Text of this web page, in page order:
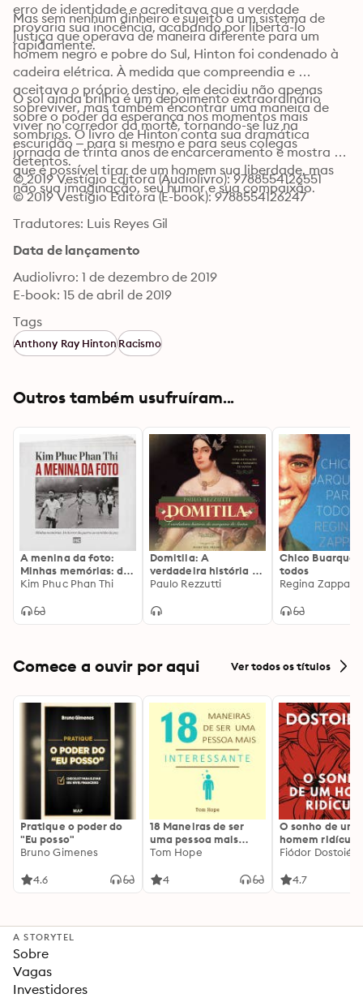
erro de identidade e acreditava que a verdade
provaria sua inocência, acabando por libertá-lo
rapidamente.
Mas sem nenhum dinheiro e sujeito a um sistema de
justiça que operava de maneira diferente para um
homem negro e pobre do Sul, Hinton foi condenado à
cadeira elétrica. À medida que compreendia e
aceitava o próprio destino, ele decidiu não apenas
sobreviver, mas também encontrar uma maneira de
viver no corredor da morte, tornando-se luz na
escuridão – para si mesmo e para seus colegas
detentos.
O sol ainda brilha é um depoimento extraordinário
sobre o poder da esperança nos momentos mais
sombrios. O livro de Hinton conta sua dramática
jornada de trinta anos de encarceramento e mostra
que é possível tirar de um homem sua liberdade, mas
não sua imaginação, seu humor e sua compaixão.
© 2019 Vestígio Editora (Audiolivro): 9788554126551
© 2019 Vestígio Editora (E-book): 9788554126247
Tradutores: Luis Reyes Gil
Data de lançamento
Audiolivro: 1 de dezembro de 2019
E-book: 15 de abril de 2019
Tags
Anthony Ray HintonRacismo
Outros também usufruíram...
A menina da foto:
Minhas memórias: do
horror da guerra ao
Kim Phuc Phan Thi
Domitila: A
verdadeira história da
marquesa de Santos:
da marquesa de
Paulo Rezzutti
Chico Buarque
todos
Regina Zappa
Comece a ouvir por aqui Ver todos os títulos
Pratique o poder do
"Eu posso"
Bruno Gimenes
4.6
18 Maneiras de ser
uma pessoa mais
interessante
Tom Hope
4
O sonho de um
homem ridículo
Fiódor
4.7
A STORYTEL
Sobre
Vagas
Investidores